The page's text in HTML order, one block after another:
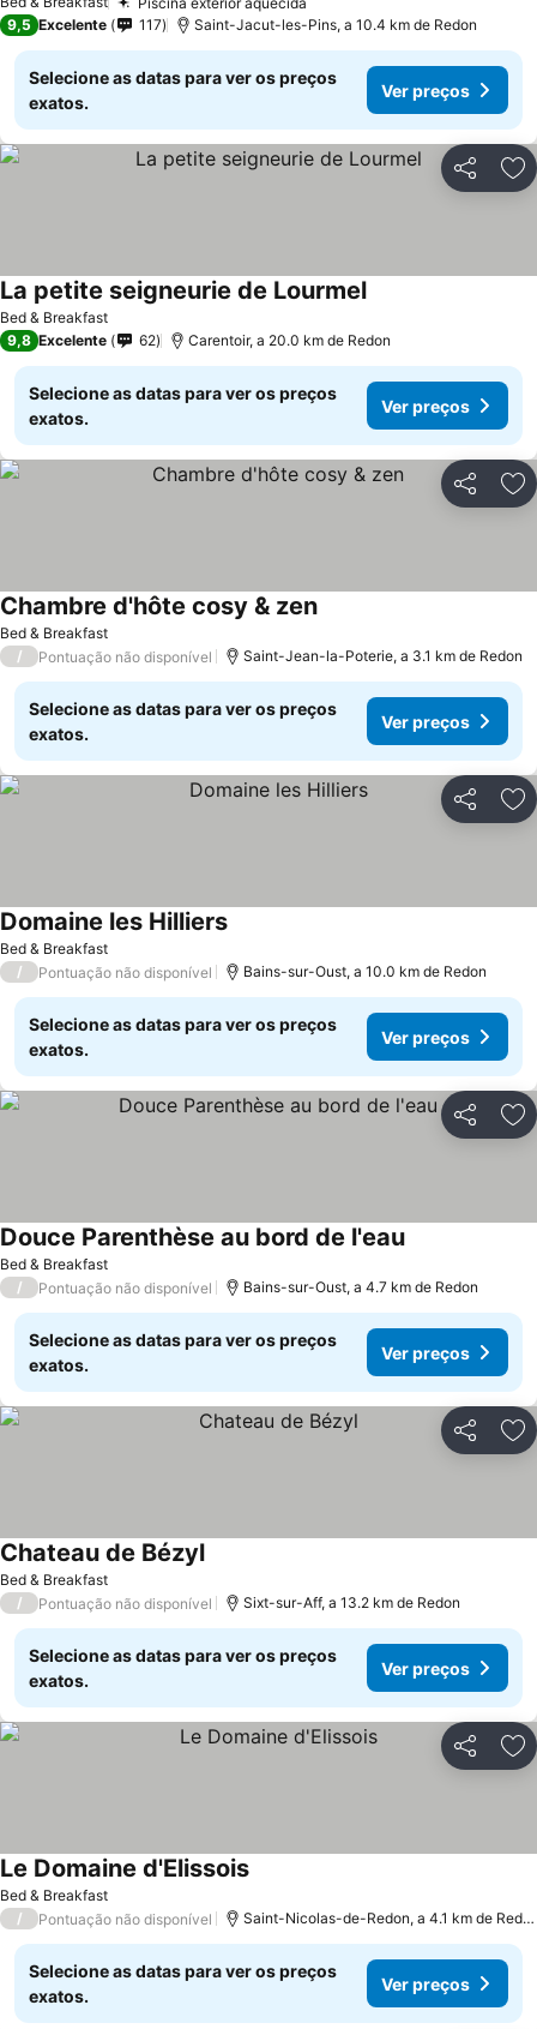
9,5 Excelente 117 Saint-Jacut-les-Pins, a 10.4 km de Redon
Selecione as datas para ver os preços
exatos.
Ver preços
Partilhar
Bed & Breakfast
La petite seigneurie de Lourmel
9,8 Excelente 62 Carentoir, a 20.0 km de Redon
Selecione as datas para ver os preços
exatos.
Ver preços
Partilhar
Bed & Breakfast
Chambre d'hôte cosy & zen
/ Pontuação não disponível Saint-Jean-la-Poterie, a 3.1 km de Redon
Selecione as datas para ver os preços
exatos.
Ver preços
Partilhar
Bed & Breakfast
Domaine les Hilliers
/ Pontuação não disponível Bains-sur-Oust, a 10.0 km de Redon
Selecione as datas para ver os preços
exatos.
Ver preços
Partilhar
Bed & Breakfast
Douce Parenthèse au bord de l'eau
/ Pontuação não disponível Bains-sur-Oust, a 4.7 km de Redon
Selecione as datas para ver os preços
exatos.
Ver preços
Partilhar
Bed & Breakfast
Chateau de Bézyl
/ Pontuação não disponível Sixt-sur-Aff, a 13.2 km de Redon
Selecione as datas para ver os preços
exatos.
Ver preços
Partilhar
Bed & Breakfast
Le Domaine d'Elissois
/ Pontuação não disponível Saint-Nicolas-de-Redon, a 4.1 km de Redon
Selecione as datas para ver os preços
exatos.
Ver preços